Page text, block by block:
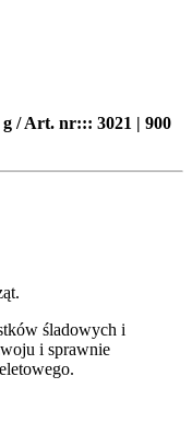
/ Art. nr::: 3021 | 900
śladowych i
i sprawnie